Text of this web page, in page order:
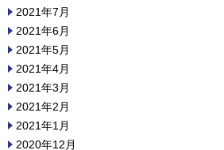
2021年7月
2021年6月
2021年5月
2021年4月
2021年3月
2021年2月
2021年1月
2020年12月